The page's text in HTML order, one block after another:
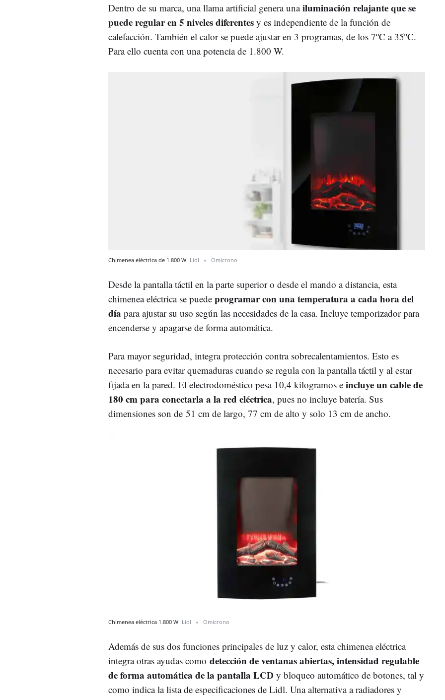
Dentro de su marca, una llama artificial genera unailuminación relajante que se
puede regular en 5 niveles diferentes y es independiente de la función de
calefacción. También el calor se puede ajustar en 3 programas, de los 7ºC a 35ºC.
Para ello cuenta con una potencia de 1.800 W.
Chimenea eléctrica de 1.800 W Lidl Omicrono
Desde la pantalla táctil en la parte superior o desde el mando a distancia, esta
chimenea eléctrica se puede programar con una temperatura a cada hora del
día para ajustar su uso según las necesidades de la casa. Incluye temporizador para
encenderse y apagarse de forma automática.
Para mayor seguridad, integra protección contra sobrecalentamientos. Esto es
necesario para evitar quemaduras cuando se regula con la pantalla táctil y al estar
fijada en la pared. El electrodoméstico pesa 10,4 kilogramos e incluye un cable de
180 cm para conectarla a la red eléctrica, pues no incluye batería. Sus
dimensiones son de 51 cm de largo, 77 cm de alto y solo 13 cm de ancho.
Chimenea eléctrica 1.800 W Lidl Omicrono
Además de sus dos funciones principales de luz y calor, esta chimenea eléctrica
integra otras ayudas como detección de ventanas abiertas, intensidad regulable
de forma automática de la pantalla LCD y bloqueo automático de botones, tal y
como indica la lista de especificaciones de Lidl. Una alternativa a radiadores y